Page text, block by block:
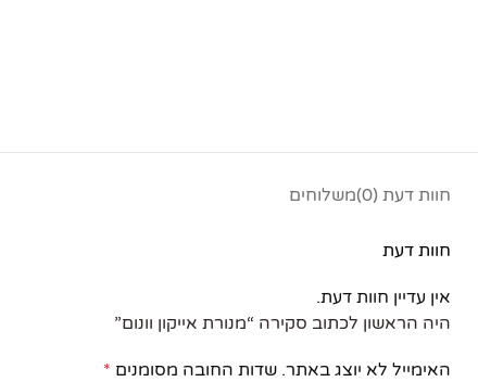
חוות דעת (0) משלוחים
חוות דעת
אין עדיין חוות דעת.
היה הראשון לכתוב סקירה “מנורת אייקון וונום”
האימייל לא יוצג באתר. שדות החובה מסומנים *
פייסבוק
אינסטגרם